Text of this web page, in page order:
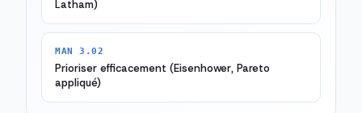
Latham)
MAN 3.02
Prioriser efficacement (Eisenhower, Pareto
appliqué)